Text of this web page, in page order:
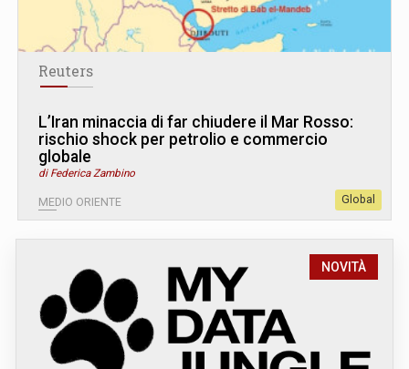
Reuters
L’Iran minaccia di far chiudere il Mar Rosso:
rischio shock per petrolio e commercio
globale
di Federica Zambino
MEDIO ORIENTE Global
NOVITÀ